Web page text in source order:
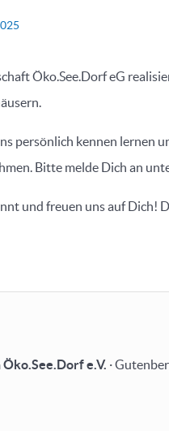
Öko.See.Dorf eG
persönlich kennen lernen
Bitte melde Dich an
und freuen uns auf Dich!
e.V. ·